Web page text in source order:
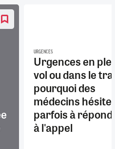
URGENCES
Urgences en
vol ou dans le
pourquoi des
médecins
parfois à
à l'appel